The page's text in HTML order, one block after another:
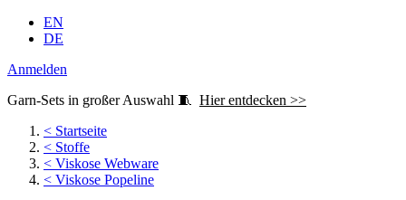
EN
DE
Anmelden
Garn-Sets in großer Auswahl 🧵 Hier entdecken >>
< Startseite
< Stoffe
< Viskose Webware
< Viskose Popeline